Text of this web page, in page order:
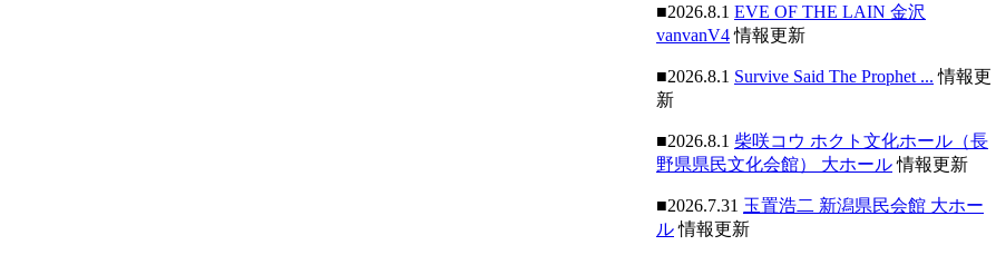
■2026.8.1 EVE OF THE LAIN 金沢
vanvanV4情報更新
■2026.8.1 Survive Said The Prophet ... 情報更
新
■2026.8.1 柴咲コウ ホクト文化ホール（長
野県県民文化会館） 大ホール情報更新
■2026.7.31 玉置浩二 新潟県民会館 大ホー
ル情報更新